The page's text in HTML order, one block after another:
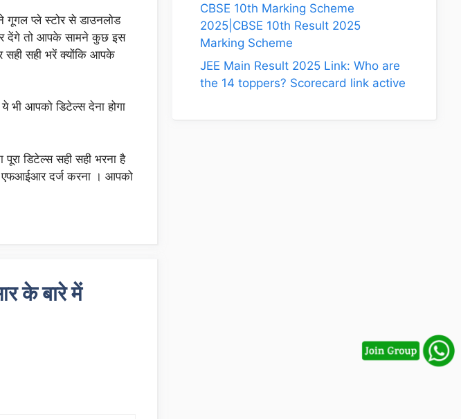
प्ले स्टोर से डाउनलोड
देंगे तो आपके सामने कुछ इस
सही भरें क्योंकि आपके
आपको डिटेल्स देना होगा
डिटेल्स सही सही भरना है
एफआईआर दर्ज करना । आपको
के बारे में
CBSE 10th Marking Scheme
2025|CBSE 10th Result 2025
Marking Scheme
JEE Main Result 2025 Link: Who are
the 14 toppers? Scorecard link active